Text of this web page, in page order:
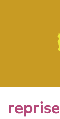
reprise